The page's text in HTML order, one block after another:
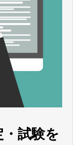
試験を